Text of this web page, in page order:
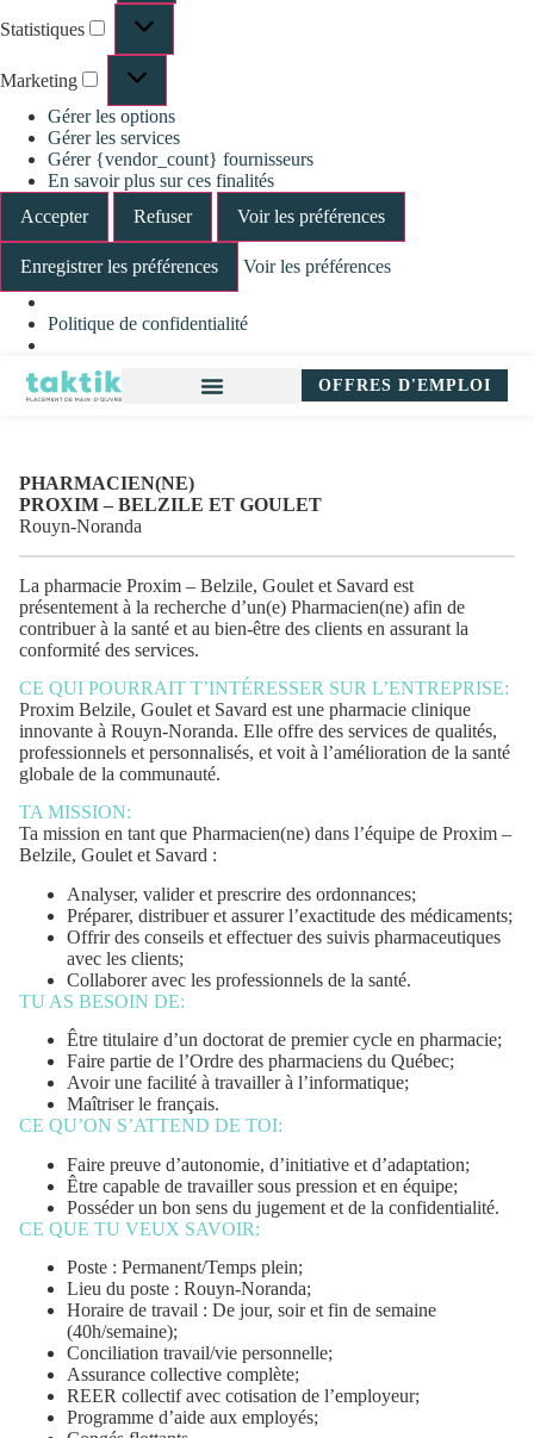
Statistiques
Marketing
Gérer les options
Gérer les services
Gérer {vendor_count} fournisseurs
En savoir plus sur ces finalités
Accepter
Refuser Voir les préférences
Enregistrer les préférences Voir les préférences
Politique de confidentialité
OFFRES D'EMPLOI
PHARMACIEN(NE)
PROXIM – BELZILE ET GOULET
Rouyn-Noranda
La pharmacie Proxim – Belzile, Goulet et Savard est
présentement à la recherche d’un(e) Pharmacien(ne) afin de
contribuer à la santé et au bien-être des clients en assurant la
conformité des services.
CE QUI POURRAIT T’INTÉRESSER SUR L’ENTREPRISE:
Proxim Belzile, Goulet et Savard est une pharmacie clinique
innovante à Rouyn-Noranda. Elle offre des services de qualités,
professionnels et personnalisés, et voit à l’amélioration de la santé
globale de la communauté.
TA MISSION:
Ta mission en tant que Pharmacien(ne) dans l’équipe de Proxim –
Belzile, Goulet et Savard :
Analyser, valider et prescrire des ordonnances;
Préparer, distribuer et assurer l’exactitude des médicaments;
Offrir des conseils et effectuer des suivis pharmaceutiques
avec les clients;
Collaborer avec les professionnels de la santé.
TU AS BESOIN DE:
Être titulaire d’un doctorat de premier cycle en pharmacie;
Faire partie de l’Ordre des pharmaciens du Québec;
Avoir une facilité à travailler à l’informatique;
Maîtriser le français.
CE QU’ON S’ATTEND DE TOI:
Faire preuve d’autonomie, d’initiative et d’adaptation;
Être capable de travailler sous pression et en équipe;
Posséder un bon sens du jugement et de la confidentialité.
CE QUE TU VEUX SAVOIR:
Poste : Permanent/Temps plein;
Lieu du poste : Rouyn-Noranda;
Horaire de travail : De jour, soir et fin de semaine
(40h/semaine);
Conciliation travail/vie personnelle;
Assurance collective complète;
REER collectif avec cotisation de l’employeur;
Programme d’aide aux employés;